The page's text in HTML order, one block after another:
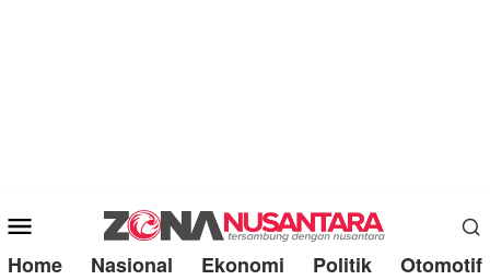
Mobile
Menu
Home Nasional Ekonomi Politik Otomotif